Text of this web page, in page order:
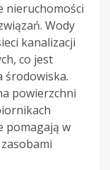
nieruchomości
Wody
kanalizacji
co jest
środowiska.
powierzchni
pomagają w